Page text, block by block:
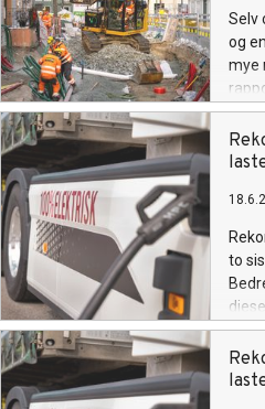
Selv
og
mye
to